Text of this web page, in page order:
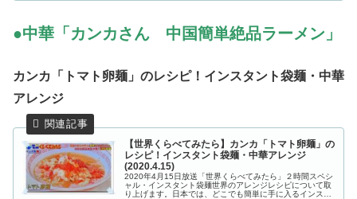
●中華「カンカさん 中国簡単絶品ラーメン」
カンカ「トマト卵麺」のレシピ！インスタント袋麺・中華
アレンジ
【世界くらべてみたら】カンカ「トマト卵麺」の
レシピ！インスタント袋麺・中華アレンジ
(2020.4.15)
2020年4月15日放送「世界くらべてみたら」２時間スペシ
ャル・インスタント袋麺世界のアレンジレシピについて取
り上げます。日本では、どこでも簡単に手に入るインスタ